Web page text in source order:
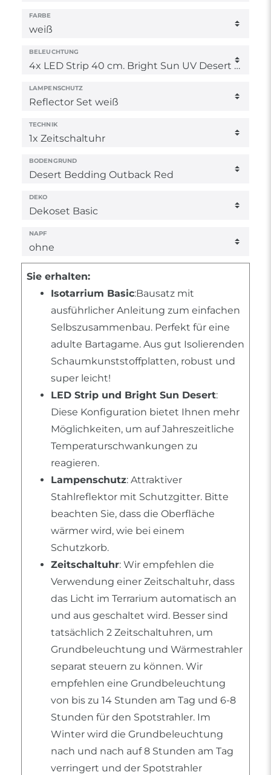
FARBE
BELEUCHTUNG
LAMPENSCHUTZ
TECHNIK
BODENGRUND
DEKO
NAPF
Sie erhalten:
Isotarrium Basic:Bausatz mit
ausführlicher Anleitung zum einfachen
Selbszusammenbau. Perfekt für eine
adulte Bartagame. Aus gut Isolierenden
Schaumkunststoffplatten, robust und
super leicht!
LED Strip und Bright Sun Desert:
Diese Konfiguration bietet Ihnen mehr
Möglichkeiten, um auf Jahreszeitliche
Temperaturschwankungen zu
reagieren.
Lampenschutz: Attraktiver
Stahlreflektor mit Schutzgitter. Bitte
beachten Sie, dass die Oberfläche
wärmer wird, wie bei einem
Schutzkorb.
Zeitschaltuhr: Wir empfehlen die
Verwendung einer Zeitschaltuhr, dass
das Licht im Terrarium automatisch an
und aus geschaltet wird. Besser sind
tatsächlich 2 Zeitschaltuhren, um
Grundbeleuchtung und Wärmestrahler
separat steuern zu können. Wir
empfehlen eine Grundbeleuchtung
von bis zu 14 Stunden am Tag und 6-8
Stunden für den Spotstrahler. Im
Winter wird die Grundbeleuchtung
nach und nach auf 8 Stunden am Tag
verringert und der Spotstrahler